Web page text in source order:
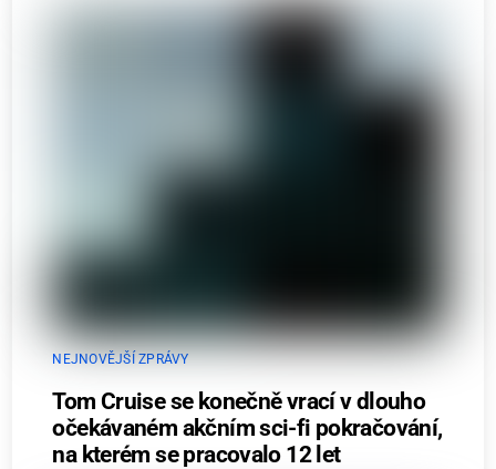
NEJNOVĚJŠÍ ZPRÁVY
Tom Cruise se konečně vrací v dlouho
očekávaném akčním sci-fi pokračování,
na kterém se pracovalo 12 let